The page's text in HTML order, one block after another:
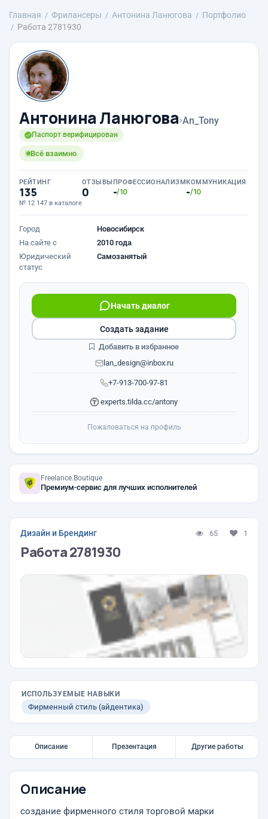
Главная Фрилансеры Антонина Ланюгова
Портфолио
Работа 2781930
Антонина Ланюгова›An_Tony
Паспорт верифицирован
Всё взаимно
РЕЙТИНГ
135
№ 12 147 в каталоге
ОТЗЫВЫ
0
ПРОФЕССИОНАЛИЗМ
-/10
КОММУНИКАЦИЯ
-/10
Город
Новосибирск
На сайте с
2010 года
Юридический
статус
Самозанятый
+7-913-700-97-81
Начать диалог
lan_design@inbox.ru
experts.tilda.cc/antony
Создать задание
Добавить в избранное
Пожаловаться на профиль
Freelance.Boutique
Премиум-сервис для лучших исполнителей
Дизайн и Брендинг 65 1
Работа 2781930
ИСПОЛЬЗУЕМЫЕ НАВЫКИ
Фирменный стиль (айдентика)
Описание Презентация Другие работы
Описание
создание фирменного стиля торговой марки